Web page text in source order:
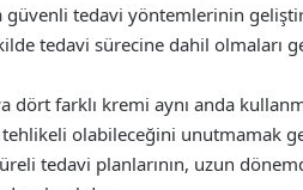
tedavi yöntemlerinin
tedavi sürecine dahil olmaları
dört farklı kremi aynı anda
tehlikeli olabileceğini unutmamak
tedavi planlarının, uzun